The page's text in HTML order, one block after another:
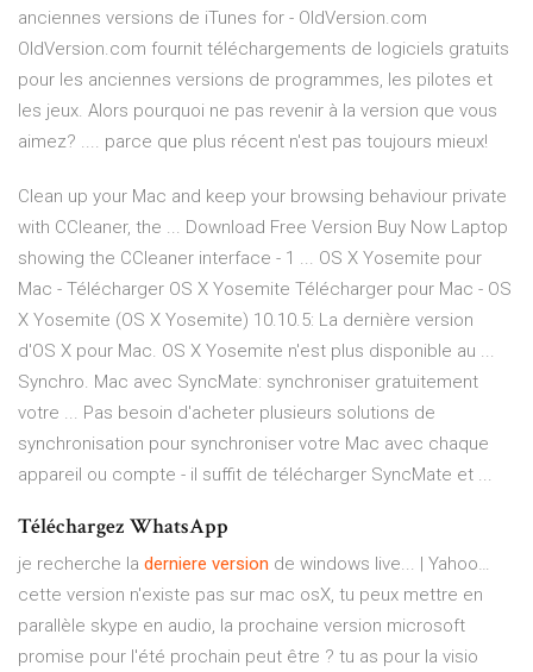
anciennes versions de iTunes for - OldVersion.com
OldVersion.com fournit téléchargements de logiciels gratuits
pour les anciennes versions de programmes, les pilotes et
les jeux. Alors pourquoi ne pas revenir à la version que vous
aimez? .... parce que plus récent n'est pas toujours mieux!
Clean up your Mac and keep your browsing behaviour private
with CCleaner, the ... Download Free Version Buy Now Laptop
showing the CCleaner interface - 1 ... OS X Yosemite pour
Mac - Télécharger OS X Yosemite Télécharger pour Mac - OS
X Yosemite (OS X Yosemite) 10.10.5: La dernière version
d'OS X pour Mac. OS X Yosemite n'est plus disponible au ...
Synchro. Mac avec SyncMate: synchroniser gratuitement
votre ... Pas besoin d'acheter plusieurs solutions de
synchronisation pour synchroniser votre Mac avec chaque
appareil ou compte - il suffit de télécharger SyncMate et ...
Téléchargez WhatsApp
je recherche la derniere version de windows live... | Yahoo…
cette version n'existe pas sur mac osX, tu peux mettre en
parallèle skype en audio, la prochaine version microsoft
promise pour l'été prochain peut être ? tu as pour la visio